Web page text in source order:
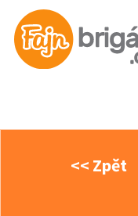
<< Zpět